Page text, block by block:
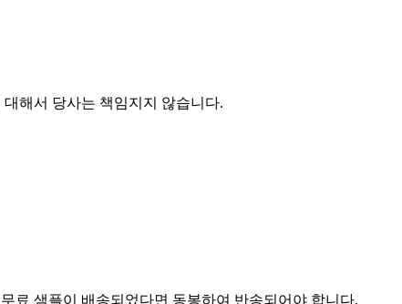
해서 당사는 책임지지 않습니다.
료 샘플이 배송되었다면 동봉하여 반송되어야 합니다.